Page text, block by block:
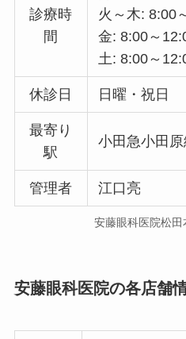
診療時
間
火～木: 8:00
金: 8:00～
土: 8:00～
休診日 日曜・祝日
最寄り
駅
小田急小田
管理者 江口亮
安藤眼科医院松
安藤眼科医院の各店舗